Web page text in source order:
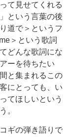
て見せてくれる
という言葉の後
道で＞というフ
＞という歌詞
どんな歌詞にな
ーを待ちたい
と集まれるこの
にとっても、い
てほしいという
。
ギの弾き語りで